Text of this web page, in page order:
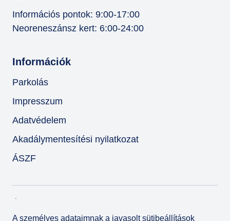
Információs pontok: 9:00-17:00
Neoreneszánsz kert: 6:00-24:00
Információk
Parkolás
Impresszum
Adatvédelem
Akadálymentesítési nyilatkozat
ÁSZF
A személyes adataimnak a javasolt sütibeállítások